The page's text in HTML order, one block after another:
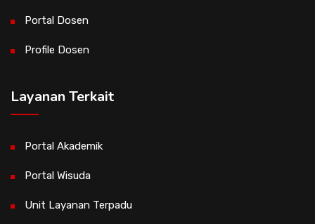
Portal Dosen
Profile Dosen
Layanan Terkait
Portal Akademik
Portal Wisuda
Unit Layanan Terpadu